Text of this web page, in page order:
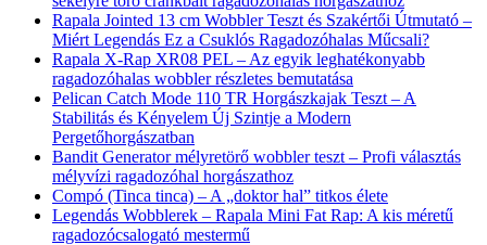
Rapala Jointed 13 cm Wobbler Teszt és Szakértői Útmutató –
Miért Legendás Ez a Csuklós Ragadozóhalas Műcsali?
Rapala X-Rap XR08 PEL – Az egyik leghatékonyabb
ragadozóhalas wobbler részletes bemutatása
Pelican Catch Mode 110 TR Horgászkajak Teszt – A
Stabilitás és Kényelem Új Szintje a Modern
Pergetőhorgászatban
Bandit Generator mélyretörő wobbler teszt – Profi választás
mélyvízi ragadozóhal horgászathoz
Compó (Tinca tinca) – A „doktor hal” titkos élete
Legendás Wobblerek – Rapala Mini Fat Rap: A kis méretű
ragadozócsalogató mestermű